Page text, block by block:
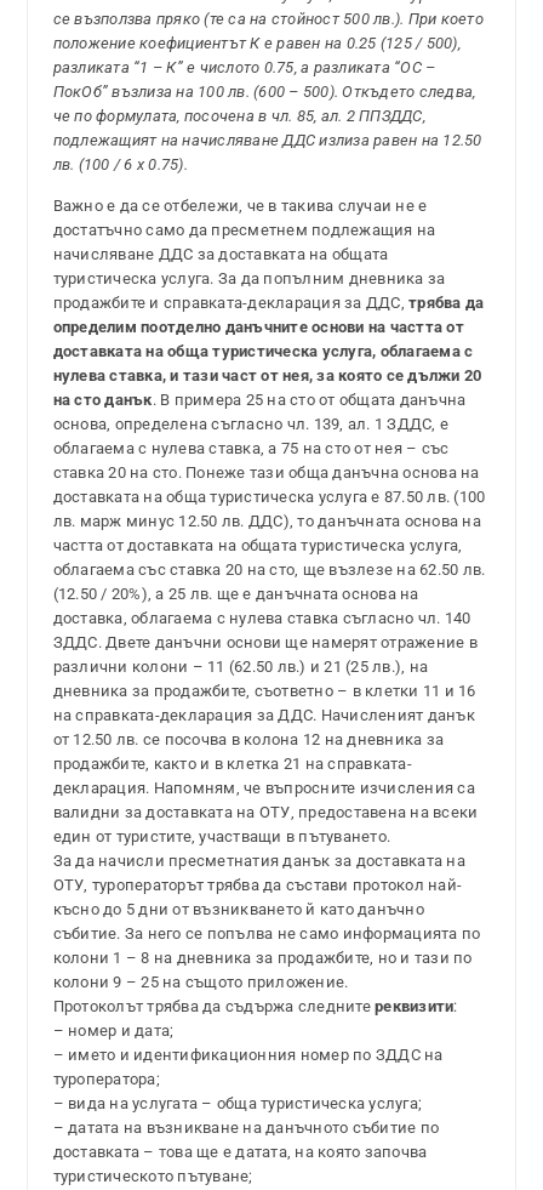
се възползва пряко (те са на стойност 500 лв.). При което
положение коефициентът К е равен на 0.25 (125 / 500),
разликата “1 – К” е числото 0.75, а разликата “ОС –
ПокОб” възлиза на 100 лв. (600 – 500). Откъдето следва,
че по формулата, посочена в чл. 85, ал. 2 ППЗДДС,
подлежащият на начисляване ДДС излиза равен на 12.50
лв. (100 / 6 х 0.75).
Важно е да се отбележи, че в такива случаи не е
достатъчно само да пресметнем подлежащия на
начисляване ДДС за доставката на общата
туристическа услуга. За да попълним дневника за
продажбите и справката-декларация за ДДС,трябва да
определим поотделно данъчните основи на частта от
доставката на обща туристическа услуга, облагаема с
нулева ставка, и тази част от нея, за която се дължи 20
на сто данък. В примера 25 на сто от общата данъчна
основа, определена съгласно чл. 139, ал. 1 ЗДДС, е
облагаема с нулева ставка, а 75 на сто от нея – със
ставка 20 на сто. Понеже тази обща данъчна основа на
доставката на обща туристическа услуга е 87.50 лв. (100
лв. марж минус 12.50 лв. ДДС), то данъчната основа на
частта от доставката на общата туристическа услуга,
облагаема със ставка 20 на сто, ще възлезе на 62.50 лв.
(12.50 / 20%), а 25 лв. ще е данъчната основа на
доставка, облагаема с нулева ставка съгласно чл. 140
ЗДДС. Двете данъчни основи ще намерят отражение в
различни колони – 11 (62.50 лв.) и 21 (25 лв.), на
дневника за продажбите, съответно – в клетки 11 и 16
на справката-декларация за ДДС. Начисленият данък
от 12.50 лв. се посочва в колона 12 на дневника за
продажбите, както и в клетка 21 на справката-
декларация. Напомням, че въпросните изчисления са
валидни за доставката на ОТУ, предоставена на всеки
един от туристите, участващи в пътуването.
За да начисли пресметнатия данък за доставката на
ОТУ, туроператорът трябва да състави протокол най-
късно до 5 дни от възникването й като данъчно
събитие. За него се попълва не само информацията по
колони 1 – 8 на дневника за продажбите, но и тази по
колони 9 – 25 на същото приложение.
Протоколът трябва да съдържа следнитереквизити:
– номер и дата;
– името и идентификационния номер по ЗДДС на
туроператора;
– вида на услугата – обща туристическа услуга;
– датата на възникване на данъчното събитие по
доставката – това ще е датата, на която започва
туристическото пътуване;